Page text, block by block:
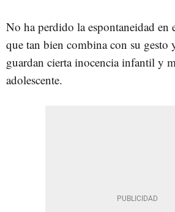
No ha perdido la espontaneidad en
que tan bien combina con su gesto
guardan cierta inocencia infantil y
adolescente.